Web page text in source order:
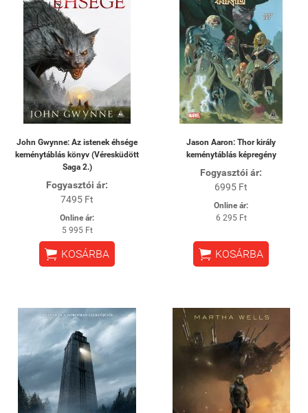
John Gwynne: Az istenek éhsége
keménytáblás könyv (Véresküdött
Saga 2.)
Fogyasztói ár:
7495 Ft
Online ár:
5 995 Ft
 KOSÁRBA
Jason Aaron: Thor király
keménytáblás képregény
Fogyasztói ár:
6995 Ft
Online ár:
6 295 Ft
 KOSÁRBA